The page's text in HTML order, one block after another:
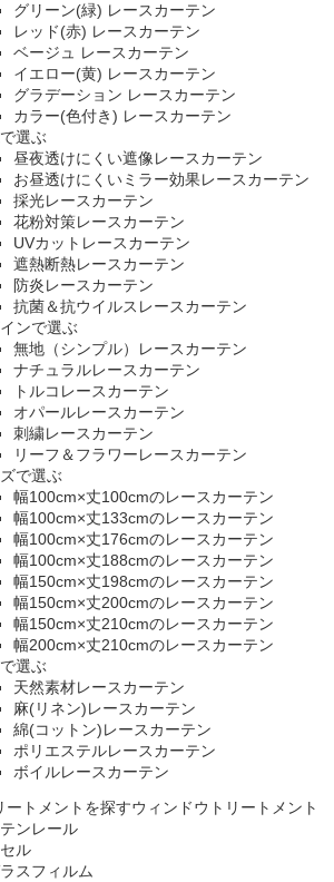
グリーン(緑) レースカーテン
レッド(赤) レースカーテン
ベージュ レースカーテン
イエロー(黄) レースカーテン
グラデーション レースカーテン
カラー(色付き) レースカーテン
選ぶ
昼夜透けにくい遮像レースカーテン
お昼透けにくいミラー効果レースカーテン
採光レースカーテン
花粉対策レースカーテン
UVカットレースカーテン
遮熱断熱レースカーテン
防炎レースカーテン
抗菌＆抗ウイルスレースカーテン
ンで選ぶ
無地（シンプル）レースカーテン
ナチュラルレースカーテン
トルコレースカーテン
オパールレースカーテン
刺繍レースカーテン
リーフ＆フラワーレースカーテン
で選ぶ
幅100cm×丈100cmのレースカーテン
幅100cm×丈133cmのレースカーテン
幅100cm×丈176cmのレースカーテン
幅100cm×丈188cmのレースカーテン
幅150cm×丈198cmのレースカーテン
幅150cm×丈200cmのレースカーテン
幅150cm×丈210cmのレースカーテン
幅200cm×丈210cmのレースカーテン
選ぶ
天然素材レースカーテン
麻(リネン)レースカーテン
綿(コットン)レースカーテン
ポリエステルレースカーテン
ボイルレースカーテン
ウィンドウトリートメント
ンレール
ル
スフィルム